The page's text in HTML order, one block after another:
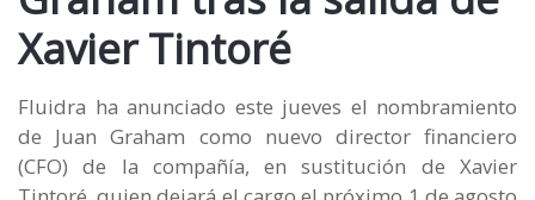
Xavier Tintoré
Fluidra ha anunciado este jueves el nombramiento
de Juan Graham como nuevo director financiero
(CFO) de la compañía, en sustitución de Xavier